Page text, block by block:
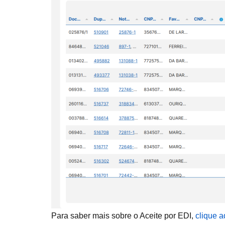
Para saber mais sobre o Aceite por EDI, clique